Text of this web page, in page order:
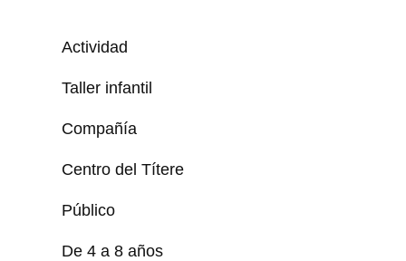
Actividad
Taller infantil
Compañía
Centro del Títere
Público
De 4 a 8 años